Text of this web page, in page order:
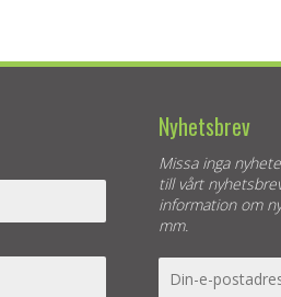
Nyhetsbrev
Missa inga
till vårt
information om
mm.